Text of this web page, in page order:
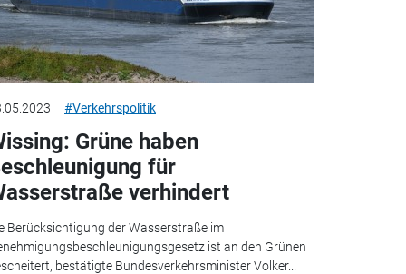
#Verkehrspolitik
Grüne haben
für
verhindert
Berücksichtigung der Wasserstraße im
ist an den Grünen
bestätigte Bundesverkehrsminister Volker...